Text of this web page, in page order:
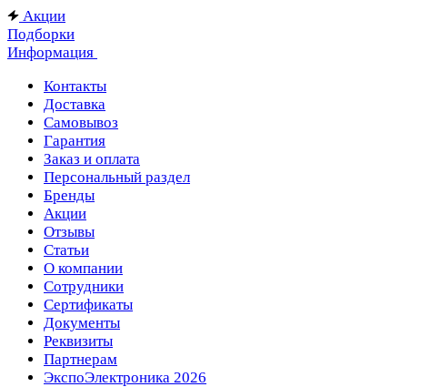
Акции
Подборки
Информация
Контакты
Доставка
Самовывоз
Гарантия
Заказ и оплата
Персональный раздел
Бренды
Акции
Отзывы
Статьи
О компании
Сотрудники
Сертификаты
Документы
Реквизиты
Партнерам
ЭкспоЭлектроника 2026